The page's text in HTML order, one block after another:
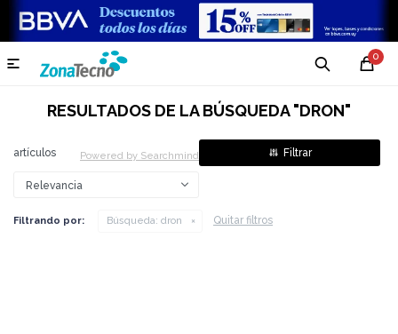
0

RESULTADOS DE LA BÚSQUEDA "DRON"
artículos
Relevancia
Powered by Searchmind
Filtrando por: Búsqueda: dron Quitar filtros